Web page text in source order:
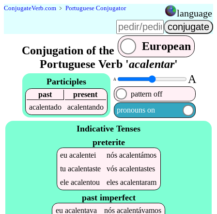
ConjugateVerb.com ﹥ Portuguese Conjugator language
Conjugation of the
European
Portuguese Verb 'acalentar'
Participles
past
present
acalentado
acalentando
A A
pattern off
pronouns on
Indicative Tenses
preterite
euacalentei nósacalentámos
tuacalentaste vósacalentastes
eleacalentou elesacalentaram
past imperfect
eu acalentava nós acalentávamos